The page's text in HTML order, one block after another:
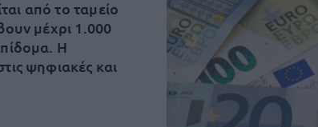
από το ταμείο
μέχρι 1.000
Η
ψηφιακές και